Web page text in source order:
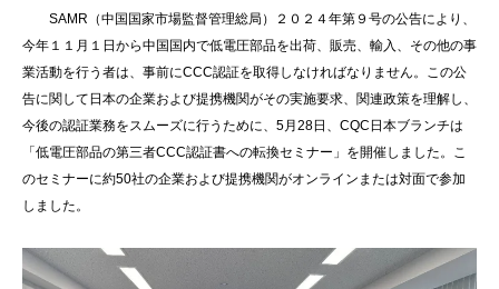
SAMR（中国国家市場監督管理総局）２０２４年第９号の公告により、
今年１１月１日から中国国内で低電圧部品を出荷、販売、輸入、その他の事
業活動を行う者は、事前にCCC認証を取得しなければなりません。この公
告に関して日本の企業および提携機関がその実施要求、関連政策を理解し、
今後の認証業務をスムーズに行うために、5月28日、CQC日本ブランチは
「低電圧部品の第三者CCC認証書への転換セミナー」を開催しました。こ
のセミナーに約50社の企業および提携機関がオンラインまたは対面で参加
しました。